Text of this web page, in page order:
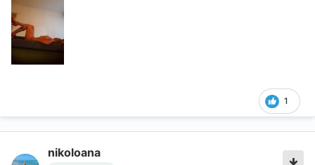
1
nikoloana